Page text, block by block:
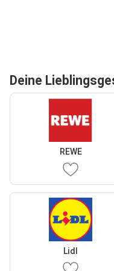
Deine
REWE
Lidl